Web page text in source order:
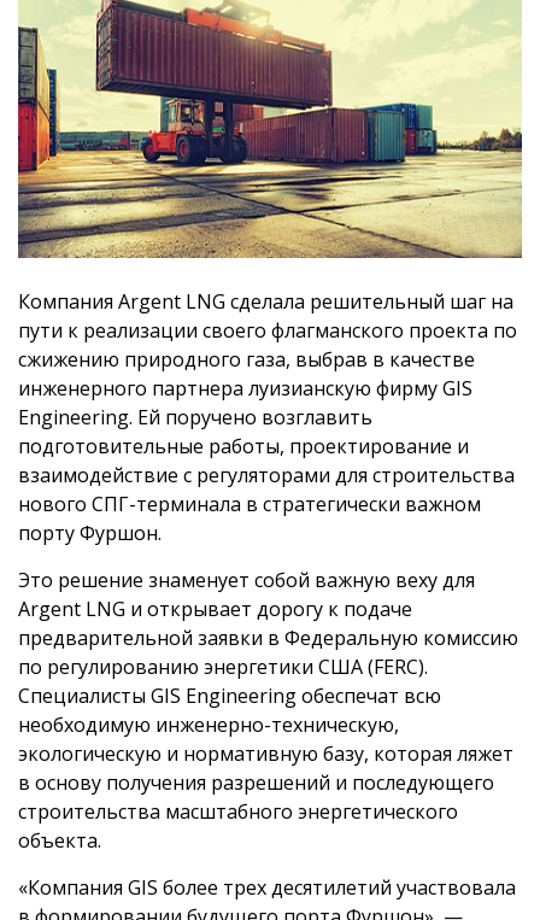
Компания Argent LNG сделала решительный шаг на
пути к реализации своего флагманского проекта по
сжижению природного газа, выбрав в качестве
инженерного партнера луизианскую фирму GIS
Engineering. Ей поручено возглавить
подготовительные работы, проектирование и
взаимодействие с регуляторами для строительства
нового СПГ-терминала в стратегически важном
порту Фуршон.
Это решение знаменует собой важную веху для
Argent LNG и открывает дорогу к подаче
предварительной заявки в Федеральную комиссию
по регулированию энергетики США (FERC).
Специалисты GIS Engineering обеспечат всю
необходимую инженерно-техническую,
экологическую и нормативную базу, которая ляжет
в основу получения разрешений и последующего
строительства масштабного энергетического
объекта.
«Компания GIS более трех десятилетий участвовала